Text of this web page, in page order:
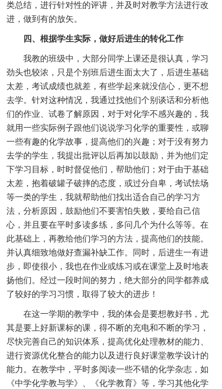
类总结，进行针对性的评讲，并及时对教学方法进行改
进，做到有的放矢。
四、根据学生实际，做好后进生的转化工作
我教的班级中，大部分同学上课还是很认真，学习
劲头也较浓，只是个别班后进生面太大了，后进生基础
太差，考试成绩也就差，有些学起来就没信心，更不想
去学。针对这种情况，我通过找他们个别谈话和分析他
们的作业、试卷了解原因，对于对化学不感兴趣的，我
就用一些实际例子跟他们说说学习化学的重要性，或聊
一些有趣的化学故事，提高他们的兴趣；对于没有努力
去学的学生，我提出批评以后再加以鼓励，并为他们定
下学习目标，时时督促他们，帮助他们；对于由于基础
太差，抱着破罐子破摔的态度，或过分自卑，考试怯场
等一类的学生，我就帮助他们找出适合自己的学习方
法，分析原因，鼓励他们不要害怕失败，要给自己信
心，并且要在平时多读多练，多问几个为什么等等。在
此基础上，再教给他们学习的方法，提高他们的技能。
并认真细致地做好查漏补缺工作。同时，后进生一有进
步，即使很小，我也在作业或练习或在课堂上及时地表
扬他们。经过一段时间的努力，绝大部分的同学都养成
了较好的学习习惯，取得了较大的进步！
在这一学期的教学中，我的体会是要想教好书，尤
其是要上好新课标的课，得不断的充电和不断的学习，
尽快完善自己的知识体系，提高优化处理教材的能力、
进行资源优化整合的能力以及进行良好课堂教学设计的
能力。在教学中，平时多阅读一些不错的化学杂志，如
《中学化学教与学》、《化学教育》等，学习其他化学